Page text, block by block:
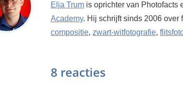
Elja Trum is oprichter van Photofacts
Academy. Hij schrijft sinds 2006 over
compositie, zwart-witfotografie,
8 reacties